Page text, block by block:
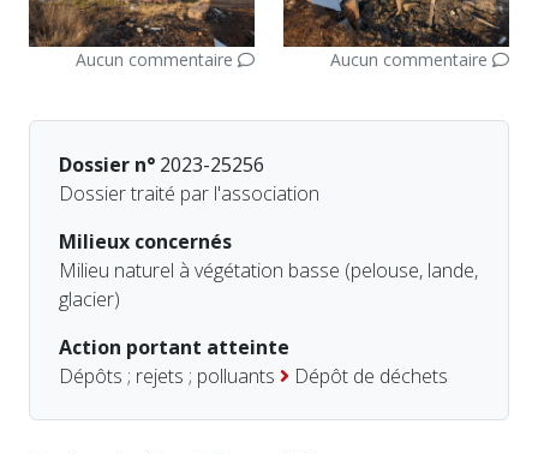
Aucun commentaire Aucun commentaire
Dossier n° 2023-25256
Dossier traité par l'association
Milieux concernés
Milieu naturel à végétation basse (pelouse, lande,
glacier)
Action portant atteinte
Dépôts ; rejets ; polluants
Dépôt de déchets